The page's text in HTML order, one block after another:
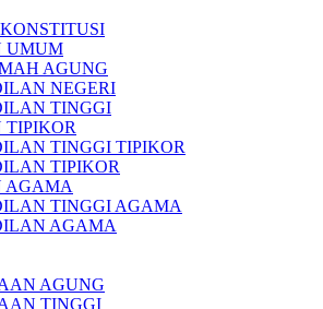
UMUM
AGUNG
NEGERI
TINGGI
TINGGI TIPIKOR
TIPIKOR
AGAMA
TINGGI AGAMA
AGAMA
AGUNG
TINGGI